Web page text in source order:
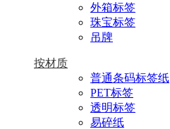
外箱标签
珠宝标签
吊牌
按材质
普通条码标签纸
PET标签
透明标签
易碎纸